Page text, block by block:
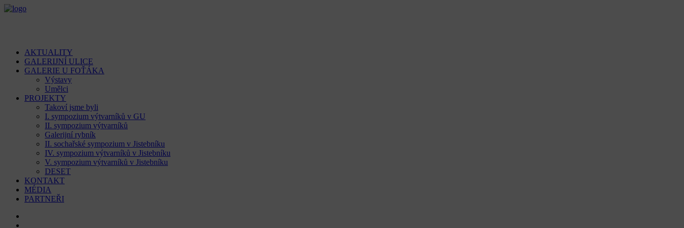
AKTUALITY
GALERIJNÍ ULICE
GALERIE U FOŤÁKA
Výstavy
Umělci
PROJEKTY
Takoví jsme byli
I. sympozium výtvarníků v GU
II. sympozium výtvarníků
Galerijní rybník
II. sochařské sympozium v Jistebníku
IV. sympozium výtvarníků v Jistebníku
V. sympozium výtvarníků v Jistebníku
DESET
KONTAKT
MÉDIA
PARTNEŘI